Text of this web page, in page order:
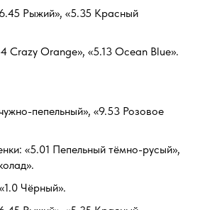
Рыжий», «5.35 Красный
Crazy Orange», «5.13 Ocean Blue».
пепельный», «9.53 Розовое
«5.01 Пепельный тёмно-русый»,
Чёрный».